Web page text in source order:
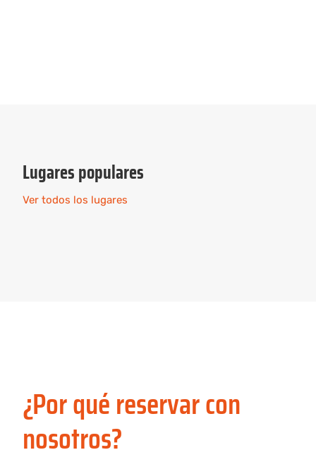
Lugares populares
Ver todos los lugares
¿Por qué reservar con
nosotros?